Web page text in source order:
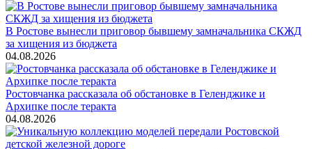
В Ростове вынесли приговор бывшему замначальника СКЖД
за хищения из бюджета
04.08.2026
Ростовчанка рассказала об обстановке в Геленджике и
Архипке после теракта
04.08.2026